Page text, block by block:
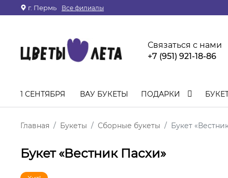
г. Пермь Все филиалы
Связаться с нами
+7 (951) 921-18-86
1 СЕНТЯБРЯ ВАУ БУКЕТЫ ПОДАРКИ
Главная Букеты Сборные букеты Букет
Букет «Вестник Пасхи»